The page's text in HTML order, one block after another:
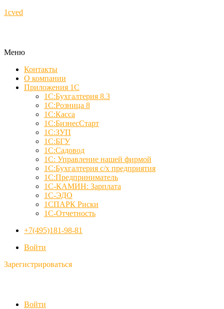
1cved
Меню
Контакты
О компании
Приложения 1С
1С:Бухгалтерия 8.3
1С:Розница 8
1С:Касса
1С:БизнесСтарт
1С:ЗУП
1С:БГУ
1С:Садовод
1С: Управление нашей фирмой
1С:Бухгалтерия с/х предприятия
1С:Предприниматель
1С-КАМИН: Зарплата
1С-ЭДО
1СПАРК Риски
1С-Отчетность
+7(495)181-98-81
Войти
Зарегистрироваться
Войти